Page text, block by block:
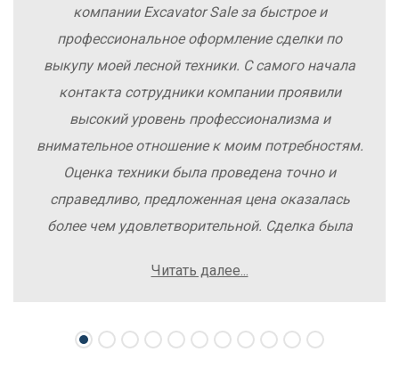
компании Excavator Sale за быстрое и
профессиональное оформление сделки по
выкупу моей лесной техники. С самого начала
контакта сотрудники компании проявили
высокий уровень профессионализма и
внимательное отношение к моим потребностям.
Оценка техники была проведена точно и
справедливо, предложенная цена оказалась
более чем удовлетворительной. Сделка была
осложнений. Рекомендую компанию Excavator
свою спецтехнику.
Читать далее...